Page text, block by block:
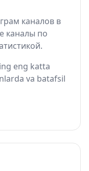
каналов в
каналы по
eng katta
va batafsil